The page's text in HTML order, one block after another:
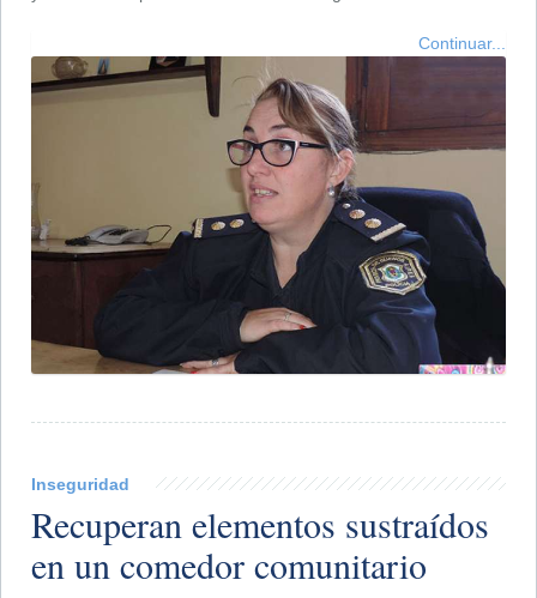
Continuar...
Inseguridad
Recuperan elementos sustraídos
en un comedor comunitario